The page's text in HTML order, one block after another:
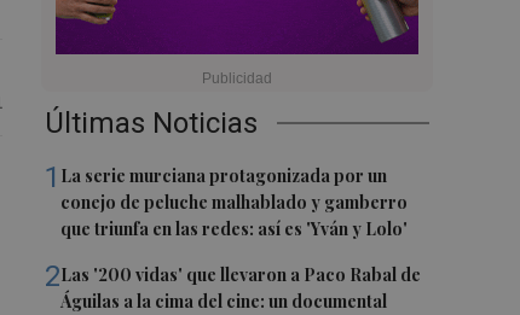
Últimas Noticias
1 La serie murciana protagonizada por un
conejo de peluche malhablado y gamberro
que triunfa en las redes: así es 'Yván y Lolo'
2Las '200 vidas' que llevaron a Paco Rabal de
Águilas a la cima del cine: un documental